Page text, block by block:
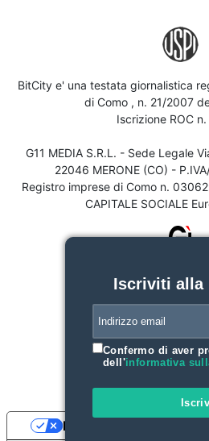
BitCity e' una testata giornalistica
di Como , n. 21/2007
Iscrizione ROC
G11 MEDIA S.R.L. - Sede Legale
22046 MERONE (CO) -
Registro imprese di Como n.
CAPITALE SOCIALE
Iscriviti alla
Confermo di aver
dell'informativa
Le tue preferenze